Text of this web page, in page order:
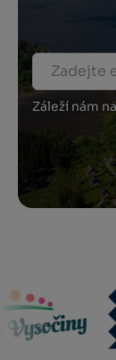
Záleží nám